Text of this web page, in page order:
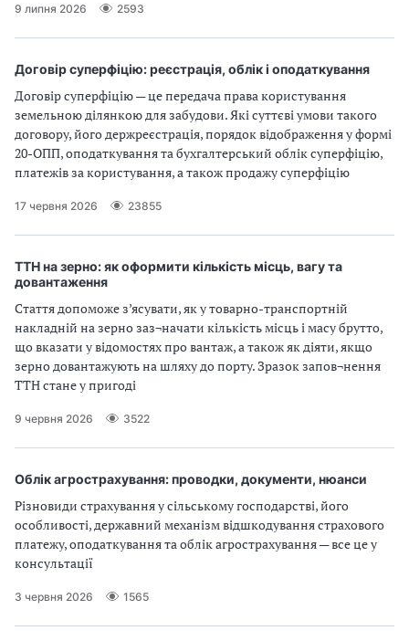
9 липня 2026 2593
Договір суперфіцію: реєстрація, облік і оподаткування
Договір суперфіцію — це передача права користування
земельною ділянкою для забудови. Які суттєві умови такого
договору, його держреєстрація, порядок відображення у формі
20-ОПП, оподаткування та бухгалтерський облік суперфіцію,
платежів за користування, а також продажу суперфіцію
17 червня 2026 23855
ТТН на зерно: як оформити кількість місць, вагу та
довантаження
Стаття допоможе з’ясувати, як у товарно-транспортній
накладній на зерно заз¬начати кількість місць і масу брутто,
що вказати у відомостях про вантаж, а також як діяти, якщо
зерно довантажують на шляху до порту. Зразок запов¬нення
ТТН стане у пригоді
9 червня 2026 3522
Облік агрострахування: проводки, документи, нюанси
Різновиди страхування у сільському господарстві, його
особливості, державний механізм відшкодування страхового
платежу, оподаткування та облік агрострахування — все це у
консультації
3 червня 2026 1565